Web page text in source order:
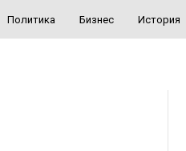
Политика Бизнес История